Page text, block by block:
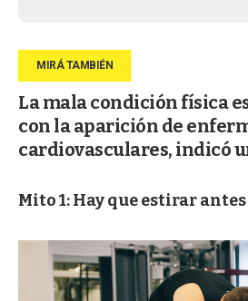
La mala condición física
con la aparición de
cardiovasculares, indicó
Mito 1: Hay que estirar